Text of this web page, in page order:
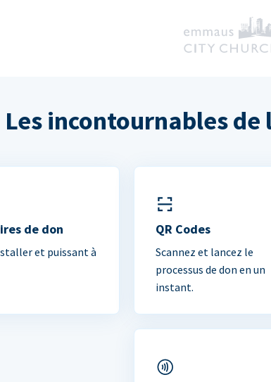
Les incontournables
de don
et puissant à
QR Codes
Scannez et lancez le
processus de don en un
instant.